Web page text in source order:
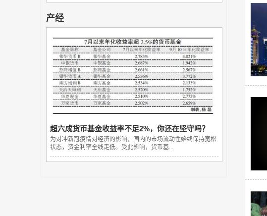
产经
超六成货币基金收益率不足2%，你还在坚守吗？
为对冲新冠疫情对经济的影响，国内的市场流动性始终保持宽松
状态，资金利率全线走低。受此影响，货币基...